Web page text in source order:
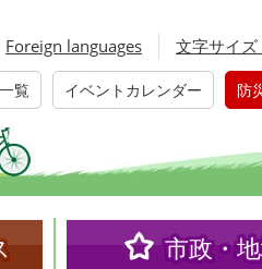
Foreign languages 文字サイ
覧 イベントカレンダー 防
市政・